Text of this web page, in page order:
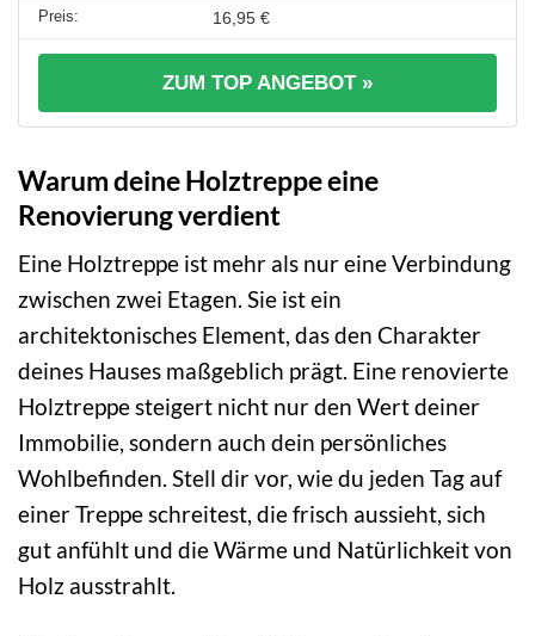
16,95 €
ZUM TOP ANGEBOT »
Warum deine Holztreppe eine
Renovierung verdient
Eine Holztreppe ist mehr als nur eine Verbindung
zwischen zwei Etagen. Sie ist ein
architektonisches Element, das den Charakter
deines Hauses maßgeblich prägt. Eine renovierte
Holztreppe steigert nicht nur den Wert deiner
Immobilie, sondern auch dein persönliches
Wohlbefinden. Stell dir vor, wie du jeden Tag auf
einer Treppe schreitest, die frisch aussieht, sich
gut anfühlt und die Wärme und Natürlichkeit von
Holz ausstrahlt.